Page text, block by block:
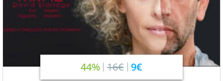
44% 16€ 9€